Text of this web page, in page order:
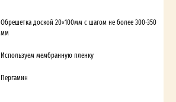
Обрешетка доской 20×100мм с шагом не более 300-350
мм
Используем мембранную пленку
Пергамин